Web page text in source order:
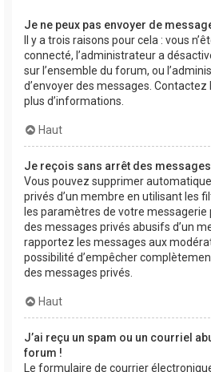
Je ne peux pas envoyer de
Il y a trois raisons pour cela : vous
connecté, l’administrateur a
sur l’ensemble du forum, ou
d’envoyer des messages.
plus d’informations.
Haut
Je reçois sans arrêt des
Vous pouvez supprimer
privés d’un membre en utilisant les
les paramètres de votre messagerie
des messages privés abusifs d’un
rapportez les messages aux
possibilité d’empêcher
des messages privés.
Haut
J’ai reçu un spam ou un courriel
forum !
Le formulaire de courrier